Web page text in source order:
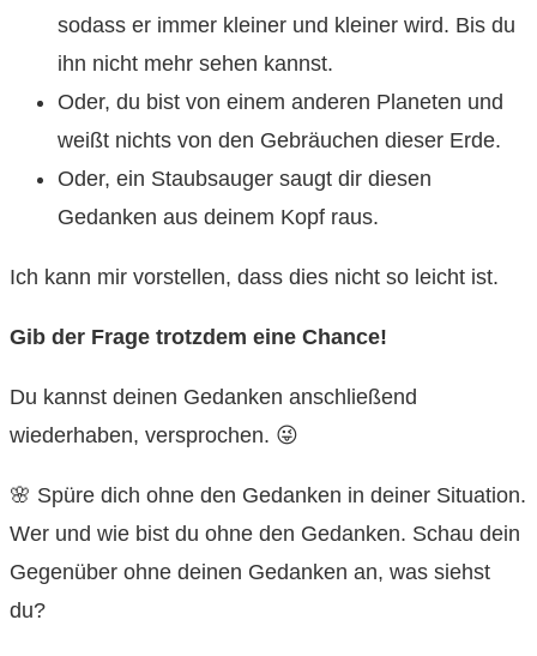
sodass er immer kleiner und kleiner wird. Bis du
ihn nicht mehr sehen kannst.
Oder, du bist von einem anderen Planeten und
weißt nichts von den Gebräuchen dieser Erde.
Oder, ein Staubsauger saugt dir diesen
Gedanken aus deinem Kopf raus.
Ich kann mir vorstellen, dass dies nicht so leicht ist.
Gib der Frage trotzdem eine Chance!
Du kannst deinen Gedanken anschließend
wiederhaben, versprochen. 😜
🌸 Spüre dich ohne den Gedanken in deiner Situation.
Wer und wie bist du ohne den Gedanken. Schau dein
Gegenüber ohne deinen Gedanken an, was siehst
du?